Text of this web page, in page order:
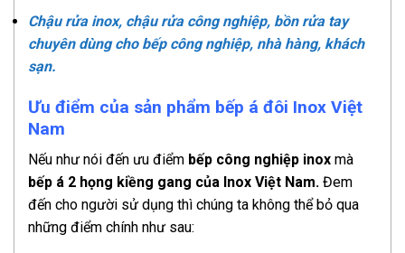
Chậu rửa inox, chậu rửa công nghiệp, bồn rửa tay
chuyên dùng cho bếp công nghiệp, nhà hàng, khách
sạn.
Ưu điểm của sản phẩm bếp á đôi Inox Việt
Nam
Nếu như nói đến ưu điểm bếp công nghiệp inox mà
bếp á 2 họng kiềng gang của Inox Việt Nam. Đem
đến cho người sử dụng thì chúng ta không thể bỏ qua
những điểm chính như sau: